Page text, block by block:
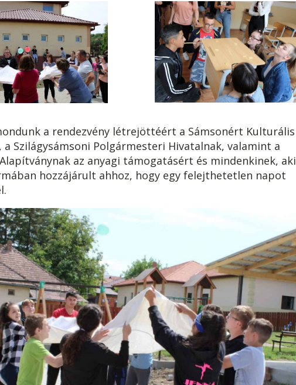
a rendezvény létrejöttéért a Sámsonért Kulturális
a Szilágysámsoni Polgármesteri Hivatalnak, valamint a
az anyagi támogatásért és mindenkinek, aki
hozzájárult ahhoz, hogy egy felejthetetlen napot